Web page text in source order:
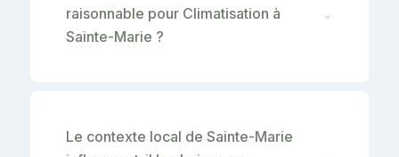
raisonnable pour Climatisation à
Sainte-Marie ?
⌄
Le contexte local de Sainte-Marie